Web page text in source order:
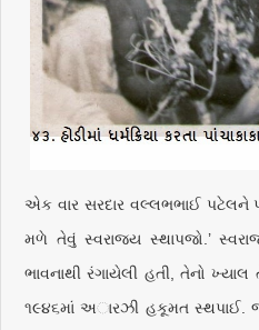
એક વાર સરદાર વલ્લભભાઈ પટેલને
મળે તેવું સ્વરાજ્ય સ્થાપજો.’
ભાવનાથી રંગાયેલી હતી, તેનો
૧૯૪૬માં અારઝી હકૂમત સ્થપાઈ.